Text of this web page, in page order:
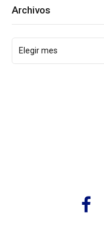
Archivos